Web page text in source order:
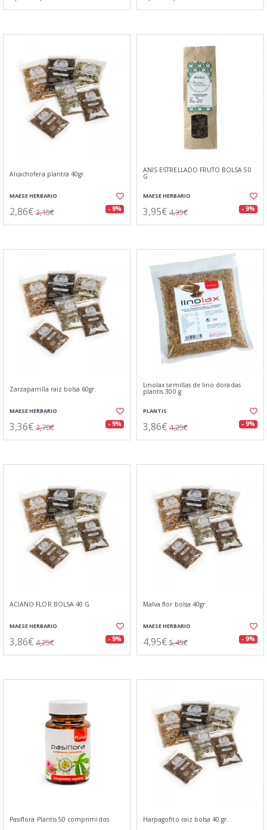
Alcachofera plantra 40gr.
MAESE HERBARIO
2,86€ 3,15€ - 9%
ANIS ESTRELLADO FRUTO BOLSA 50
G
MAESE HERBARIO
3,95€ 4,35€ - 9%
Zarzaparrilla raiz bolsa 60gr.
MAESE HERBARIO
3,36€ 3,70€ - 9%
Linolax semillas de lino doradas
plantis 300 g
PLANTIS
3,86€ 4,25€ - 9%
ACIANO FLOR BOLSA 40 G
MAESE HERBARIO
3,86€ 4,25€ - 9%
Malva flor bolsa 40gr
MAESE HERBARIO
4,95€ 5,45€ - 9%
Pasiflora Plantis 50 comprimidos Harpagofito raiz bolsa 40 gr.